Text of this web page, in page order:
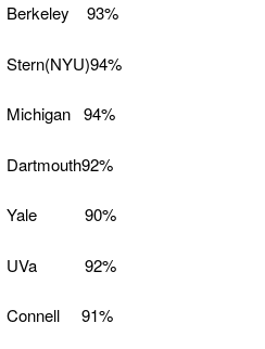
Berkeley 93%
Stern(NYU)94%
Michigan 94%
Dartmouth92%
Yale 90%
UVa 92%
Connell 91%